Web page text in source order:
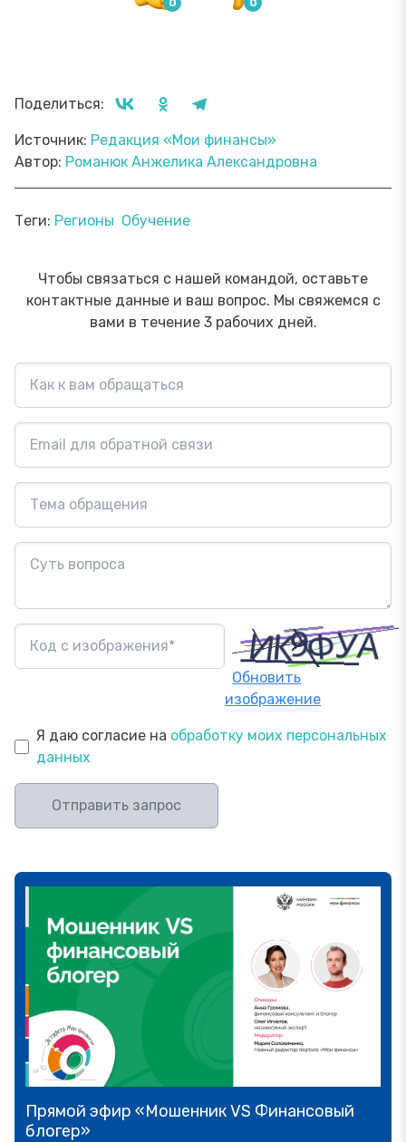
Поделиться:
Источник: Редакция «Мои финансы»
Автор: Романюк Анжелика Александровна
Теги: Регионы Обучение
Чтобы связаться с нашей командой, оставьте
контактные данные и ваш вопрос. Мы свяжемся с
вами в течение 3 рабочих дней.
Обновить
изображение
Я даю согласие на обработку моих персональных
данных
Отправить запрос
Прямой эфир «Мошенник VS Финансовый
блогер»